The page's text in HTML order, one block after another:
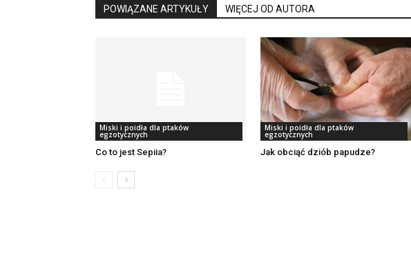
POWIĄZANE ARTYKUŁY WIĘCEJ OD AUTORA
Miski i poidła dla ptaków
egzotycznych
Co to jest Sepiia?
Miski i poidła dla ptaków
egzotycznych
Jak obciąć dziób papudze?